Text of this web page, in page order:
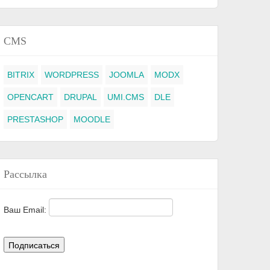
CMS
BITRIX WORDPRESS JOOMLA MODX
OPENCART DRUPAL UMI.CMS DLE
PRESTASHOP MOODLE
Рассылка
Ваш Email: